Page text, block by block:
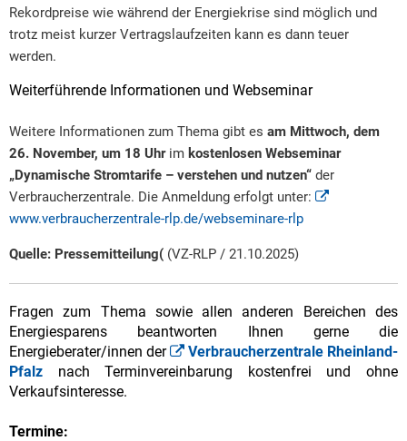
Rekordpreise wie während der Energiekrise sind möglich und
trotz meist kurzer Vertragslaufzeiten kann es dann teuer
werden.
Weiterführende Informationen und Webseminar
Weitere Informationen zum Thema gibt es am Mittwoch, dem
26. November, um 18 Uhrim kostenlosen Webseminar
„Dynamische Stromtarife – verstehen und nutzen“ der
Verbraucherzentrale. Die Anmeldung erfolgt unter:
www.verbraucherzentrale-rlp.de/webseminare-rlp
Quelle: Pressemitteilung( (VZ-RLP / 21.10.2025)
Fragen zum Thema sowie allen anderen Bereichen des
Energiesparens beantworten Ihnen gerne die
Energieberater/innen der
Verbraucherzentrale Rheinland-
Pfalz nach Terminvereinbarung kostenfrei und ohne
Verkaufsinteresse.
Termine: